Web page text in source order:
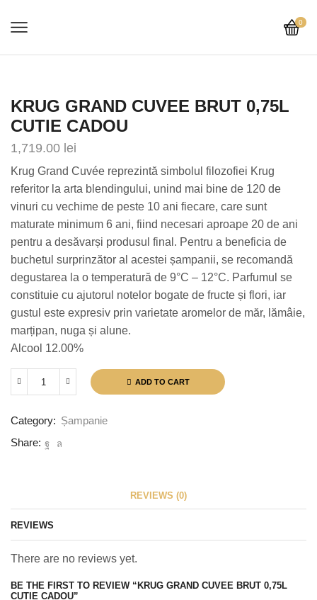
0
KRUG GRAND CUVEE BRUT 0,75L
CUTIE CADOU
1,719.00 lei
Krug Grand Cuvée reprezintă simbolul filozofiei Krug
referitor la arta blendingului, unind mai bine de 120 de
vinuri cu vechime de peste 10 ani fiecare, care sunt
maturate minimum 6 ani, fiind necesari aproape 20 de ani
pentru a desăvarși produsul final. Pentru a beneficia de
buchetul surprinzător al acestei șampanii, se recomandă
degustarea la o temperatură de 9°C – 12°C. Parfumul se
constituie cu ajutorul notelor bogate de fructe și flori, iar
gustul este expresiv prin varietate aromelor de măr, lămâie,
marțipan, nuga și alune.
Alcool 12.00%
Krug
Brut
Cutie
ADD TO CART
Category: Șampanie
Share:
REVIEWS (0)
REVIEWS
There are no reviews yet.
BE THE FIRST TO REVIEW “KRUG GRAND CUVEE BRUT 0,75L
CUTIE CADOU”